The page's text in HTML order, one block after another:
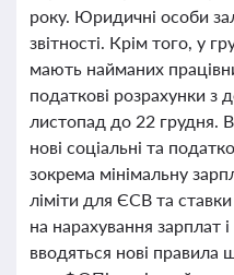
року. Юридичні особи
звітності. Крім того, у
мають найманих
податкові розрахунки
листопад до 22 грудня.
нові соціальні та
зокрема мінімальну
ліміти для ЄСВ та
на нарахування зарплат
вводяться нові правила